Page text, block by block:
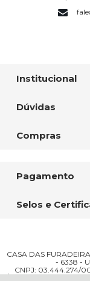
Institucional
Dúvidas
Compras
Pagamento
Selos e
CASA DAS
- 6338 -
CNPJ: 03.444.274/
R$ 61,91